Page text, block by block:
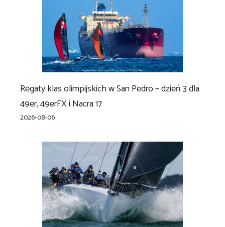
Regaty klas olimpijskich w San Pedro – dzień 3 dla
49er, 49erFX i Nacra 17
2026-08-06